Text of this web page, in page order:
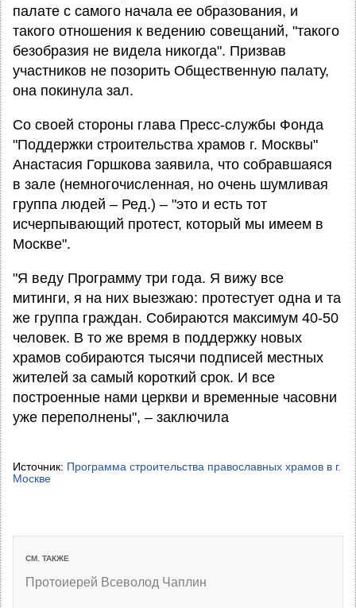
палате с самого начала ее образования, и
такого отношения к ведению совещаний, "такого
безобразия не видела никогда". Призвав
участников не позорить Общественную палату,
она покинула зал.
Со своей стороны глава Пресс-службы Фонда
"Поддержки строительства храмов г. Москвы"
Анастасия Горшкова заявила, что собравшаяся
в зале (немногочисленная, но очень шумливая
группа людей – Ред.) – "это и есть тот
исчерпывающий протест, который мы имеем в
Москве".
"Я веду Программу три года. Я вижу все
митинги, я на них выезжаю: протестует одна и та
же группа граждан. Собираются максимум 40-50
человек. В то же время в поддержку новых
храмов собираются тысячи подписей местных
жителей за самый короткий срок. И все
построенные нами церкви и временные часовни
уже переполнены", – заключила
Источник: Программа строительства православных храмов в г.
Москве
СМ. ТАКЖЕ
Протоиерей Всеволод Чаплин